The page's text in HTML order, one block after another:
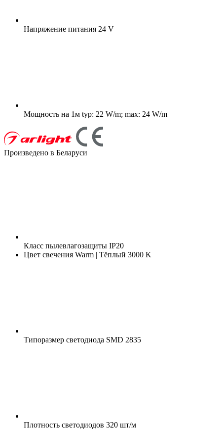
Напряжение питания 24 V
Мощность на 1м typ: 22 W/m; max: 24 W/m
Произведено в Беларуси
Класс пылевлагозащиты IP20
Цвет свечения Warm | Тёплый 3000 K
Типоразмер светодиода SMD 2835
Плотность светодиодов 320 шт/м